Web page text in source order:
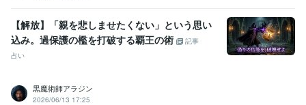
【解放】「親を悲しませたくない」という思い
込み。過保護の檻を打破する覇王の術
記事
占い
黒魔術師アラジン
2026/06/13 17:25